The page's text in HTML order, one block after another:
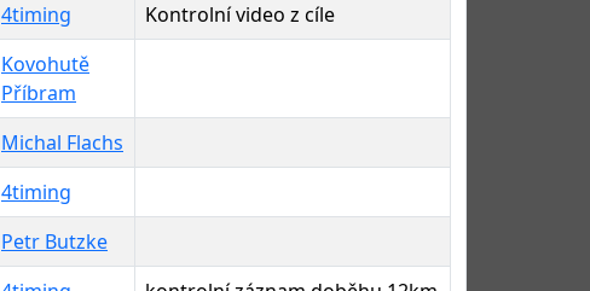
4timing
Kontrolní video z cíle
Kovohutě
Příbram
Michal Flachs
4timing
Petr Butzke